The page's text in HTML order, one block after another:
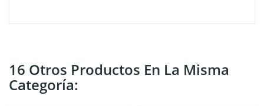
16 Otros Productos En La Misma
Categoría: